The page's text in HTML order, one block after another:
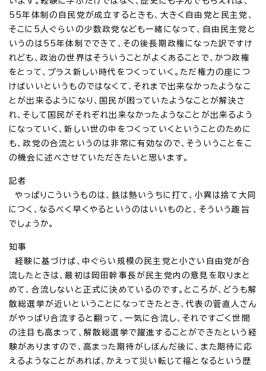
55年体制の自民党が成立するときも、大きく自由党と民主党、
そこに5人ぐらいの少数政党なども一緒になって、自由民主党と
いうのは55年体制でできて、その後長期政権になった訳ですけ
れども、政治の世界はそういうことがよくあることで、かつ政権
をとって、プラス新しい時代をつくっていく。ただ権力の座につ
けばいいというものではなくて、それまで出来なかったようなこ
とが出来るようになり、国民が困っていたようなことが解決さ
れ、そして国民がそれぞれ出来なかったようなことが出来るよう
になっていく、新しい世の中をつくっていくということのために
も、政党の合流というのは非常に有効なので、そういうことをこ
の機会に述べさせていただきたいと思います。
記者
やっぱりこういうものは、鉄は熱いうちに打て、小異は捨て大同
につく、なるべく早くやるというのはいいものと、そういう趣旨
でしょうか。
知事
経験に基づけば、中ぐらい規模の民主党と小さい自由党が合
流したときは、最初は岡田幹事長が民主党内の意見を取りまと
めて、合流しないと正式に決めているのです。ところが、どうも解
散総選挙が近いということになってきたとき、代表の菅直人さん
がやっぱり合流すると翻って、一気に合流し、それですごく世間
の注目も高まって、解散総選挙で躍進することができたという経
験がありますので、高まった期待がしぼんだ後に、また期待に応
えるようなことがあれば、かえって災い転じて福となるという歴